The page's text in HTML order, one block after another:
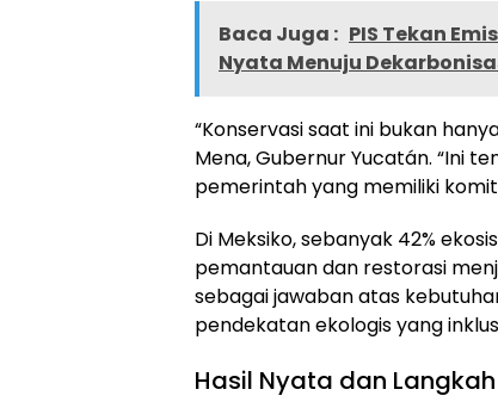
Baca Juga : PIS Tekan
Nyata Menuju
“Konservasi saat ini bukan
Mena, Gubernur Yucatán. “Ini
pemerintah yang memiliki
Di Meksiko, sebanyak 42%
pemantauan dan restorasi
sebagai jawaban atas
pendekatan ekologis yang
Hasil Nyata dan